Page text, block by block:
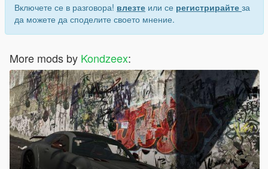
Включете се в разговора! влезте или се регистрирайте за
да можете да споделите своето мнение.
More mods by Kondzeex: